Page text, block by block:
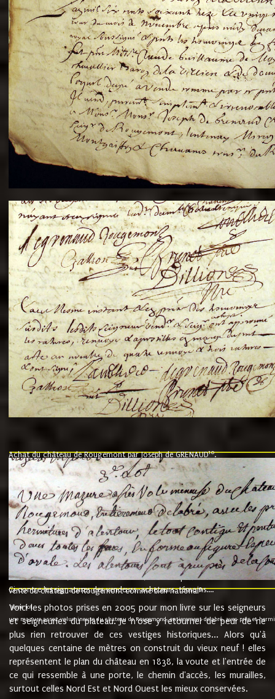
Achat du château de Rougemont par Joseph de GRENAUD10.
"l'an mil six cent soixante treze le ving neuvième jour du mois de
nommé fut présent Messire Claude Guillaume de Moyriat chevalier baron
vend, purement simplement et irrevocablement a monseigneur monsieur
et chavannes conseiller du roy au parlement de Bourgogne, present et
que le dit seigneur Baron de la Vellière a sur ses hommes, indivisables et
de la Velliere tout ainsi et comme le dit seigneur Baron et ses
présent......"
suivent les rentes, donation des terriers, etc... au prix de 880 livre louis
Ci contre les signatures des vendeurs, acheteurs, témoins....
vente du château de Rougemont comme bien national9.
"3ème lot
une mazure assez volumineuse du chateau de Rougemond, entierement delabré, avec près et
Voici les photos prises en 2005 pour mon livre sur les seigneurs
et seigneuries du plateau. Je n'ose y retourner de peur de ne
plus rien retrouver de ces vestiges historiques... Alors qu'à
quelques centaine de mètres on construit du vieux neuf ! elles
représentent le plan du château en 1838, la voute et l'entrée de
ce qui ressemble à une porte, le chemin d'accès, les murailles,
surtout celles Nord Est et Nord Ouest les mieux conservées.